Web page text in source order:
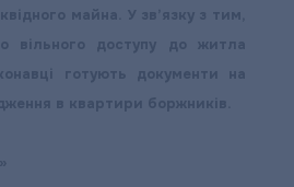
майна. У зв’язку з тим,
вільного доступу до житла
готують документи на
в квартири боржників.